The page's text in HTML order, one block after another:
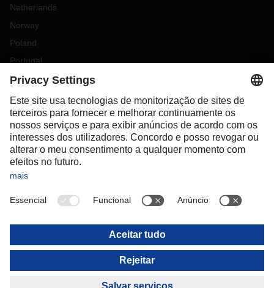
Netherlands
Norway
Poland
Portugal
Romania
Slovakia
Spain
Sweden
Switzerland(DE FR)
Turkey
OCEANIA